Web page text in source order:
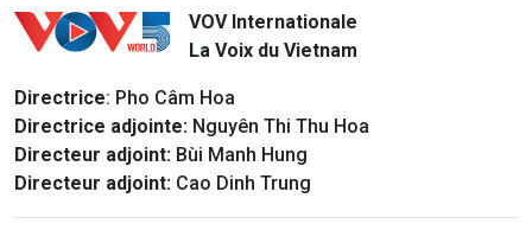
VOV Internationale
La Voix du Vietnam
Directrice: Pho Câm Hoa
Directrice adjointe: Nguyên Thi Thu Hoa
Directeur adjoint: Bùi Manh Hung
Directeur adjoint: Cao Dinh Trung